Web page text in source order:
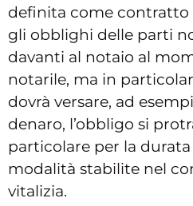
definita come
gli obblighi delle parti
davanti al notaio al
notarile, ma in
dovrà versare, ad
denaro, l’obbligo si
particolare per la
modalità stabilite nel
vitalizia.